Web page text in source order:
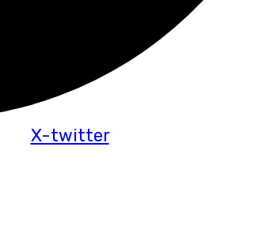
X-twitter